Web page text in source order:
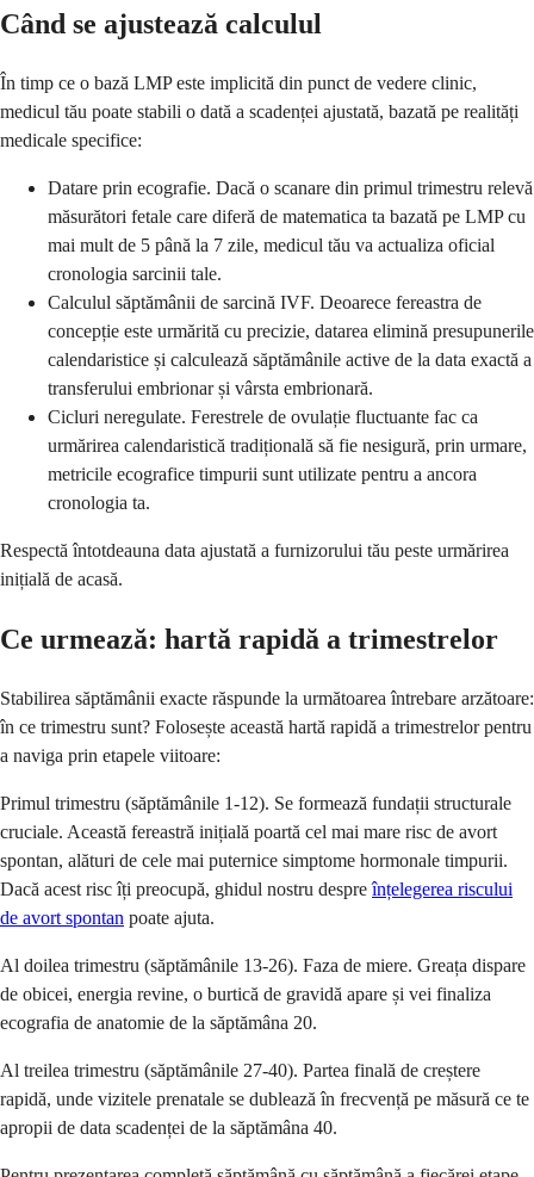
Când se ajustează calculul
În timp ce o bază LMP este implicită din punct de vedere clinic,
medicul tău poate stabili o dată a scadenței ajustată, bazată pe realități
medicale specifice:
Datare prin ecografie. Dacă o scanare din primul trimestru relevă
măsurători fetale care diferă de matematica ta bazată pe LMP cu
mai mult de 5 până la 7 zile, medicul tău va actualiza oficial
cronologia sarcinii tale.
Calculul săptămânii de sarcină IVF. Deoarece fereastra de
concepție este urmărită cu precizie, datarea elimină presupunerile
calendaristice și calculează săptămânile active de la data exactă a
transferului embrionar și vârsta embrionară.
Cicluri neregulate. Ferestrele de ovulație fluctuante fac ca
urmărirea calendaristică tradițională să fie nesigură, prin urmare,
metricile ecografice timpurii sunt utilizate pentru a ancora
cronologia ta.
Respectă întotdeauna data ajustată a furnizorului tău peste urmărirea
inițială de acasă.
Ce urmează: hartă rapidă a trimestrelor
Stabilirea săptămânii exacte răspunde la următoarea întrebare arzătoare:
în ce trimestru sunt? Folosește această hartă rapidă a trimestrelor pentru
a naviga prin etapele viitoare:
Primul trimestru (săptămânile 1-12). Se formează fundații structurale
cruciale. Această fereastră inițială poartă cel mai mare risc de avort
spontan, alături de cele mai puternice simptome hormonale timpurii.
Dacă acest risc îți preocupă, ghidul nostru despreînțelegerea riscului
de avort spontan poate ajuta.
Al doilea trimestru (săptămânile 13-26). Faza de miere. Greața dispare
de obicei, energia revine, o burtică de gravidă apare și vei finaliza
ecografia de anatomie de la săptămâna 20.
Al treilea trimestru (săptămânile 27-40). Partea finală de creștere
rapidă, unde vizitele prenatale se dublează în frecvență pe măsură ce te
apropii de data scadenței de la săptămâna 40.